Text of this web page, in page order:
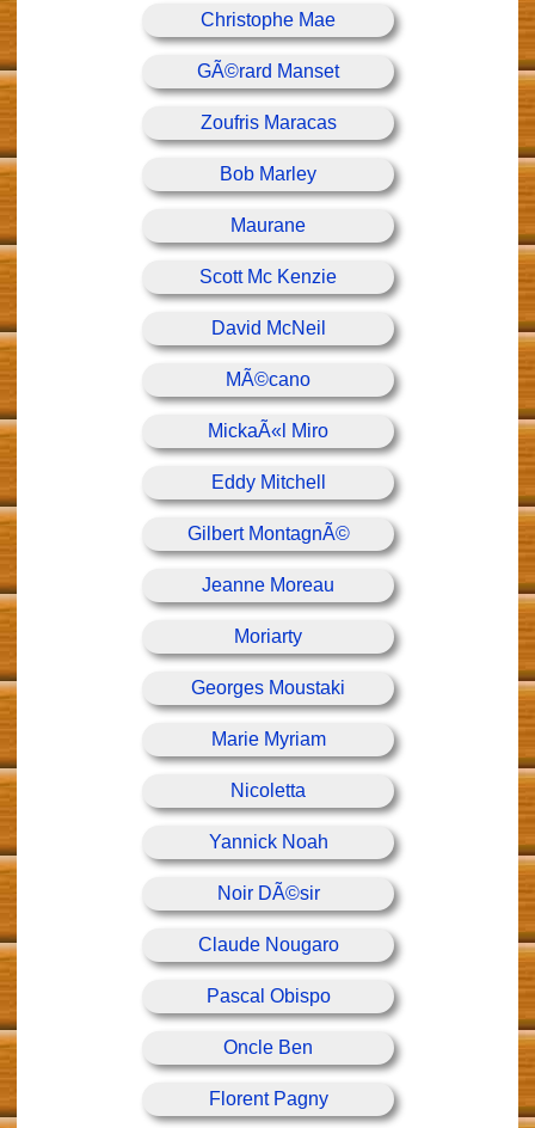
Christophe Mae
GÃ©rard Manset
Zoufris Maracas
Bob Marley
Maurane
Scott Mc Kenzie
David McNeil
MÃ©cano
MickaÃ«l Miro
Eddy Mitchell
Gilbert MontagnÃ©
Jeanne Moreau
Moriarty
Georges Moustaki
Marie Myriam
Nicoletta
Yannick Noah
Noir DÃ©sir
Claude Nougaro
Pascal Obispo
Oncle Ben
Florent Pagny